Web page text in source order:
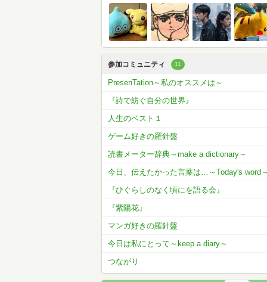
参加コミュニティ 11
PresenTation～私のオススメは～
『詩で紡ぐ自分の世界』
人生のベスト１
ゲーム好きの羅針盤
読書メーター辞典～make a dictionary～
今日、伝えたかった言葉は…～Today's word
『ひぐらしのなく頃にを語る会』
『紫陽花』
マンガ好きの羅針盤
今日は私にとって～keep a diary～
つながり